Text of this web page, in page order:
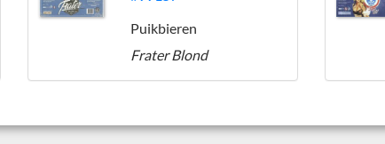
Puikbieren
Frater Blond